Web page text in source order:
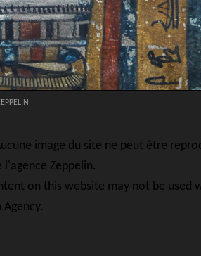
image du site ne peut être
l'agence Zeppelin.
on this website may not be used